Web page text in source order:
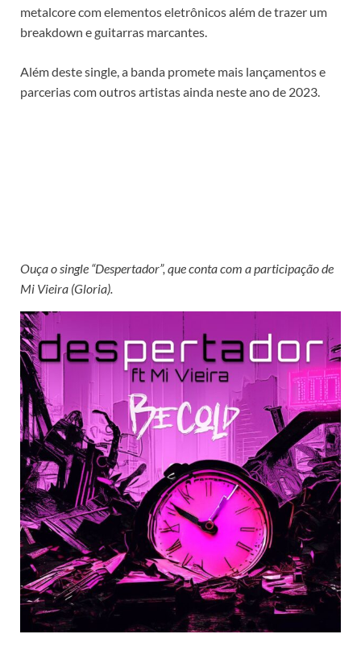
metalcore com elementos eletrônicos além de trazer um
breakdown e guitarras marcantes.
Além deste single, a banda promete mais lançamentos e
parcerias com outros artistas ainda neste ano de 2023.
Ouça o single “Despertador”, que conta com a participação de
Mi Vieira (Gloria).